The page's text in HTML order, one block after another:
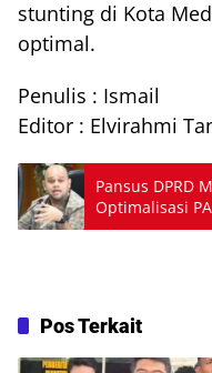
stunting di Kota
optimal.
Penulis : Ismail
Editor : Elvirahmi
Pansus DPRD
Optimalisasi
Pengelolaan
Pos Terkait